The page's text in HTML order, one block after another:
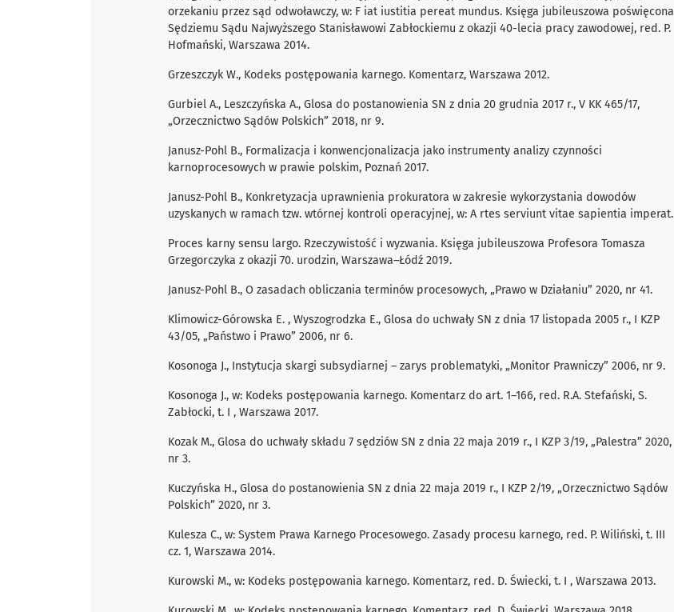
orzekaniu przez sąd odwoławczy, w: F iat iustitia pereat mundus. Księga jubileuszowa poświęcona
Sędziemu Sądu Najwyższego Stanisławowi Zabłockiemu z okazji 40-lecia pracy zawodowej, red. P.
Hofmański, Warszawa 2014.
Grzeszczyk W., Kodeks postępowania karnego. Komentarz, Warszawa 2012.
Gurbiel A., Leszczyńska A., Glosa do postanowienia SN z dnia 20 grudnia 2017 r., V KK 465/17,
„Orzecznictwo Sądów Polskich” 2018, nr 9.
Janusz-Pohl B., Formalizacja i konwencjonalizacja jako instrumenty analizy czynności
karnoprocesowych w prawie polskim, Poznań 2017.
Janusz-Pohl B., Konkretyzacja uprawnienia prokuratora w zakresie wykorzystania dowodów
uzyskanych w ramach tzw. wtórnej kontroli operacyjnej, w: A rtes serviunt vitae sapientia imperat.
Proces karny sensu largo. Rzeczywistość i wyzwania. Księga jubileuszowa Profesora Tomasza
Grzegorczyka z okazji 70. urodzin, Warszawa–Łódź 2019.
Janusz-Pohl B., O zasadach obliczania terminów procesowych, „Prawo w Działaniu” 2020, nr 41.
Klimowicz-Górowska E. , Wyszogrodzka E., Glosa do uchwały SN z dnia 17 listopada 2005 r., I KZP
43/05, „Państwo i Prawo” 2006, nr 6.
Kosonoga J., Instytucja skargi subsydiarnej – zarys problematyki, „Monitor Prawniczy” 2006, nr 9.
Kosonoga J., w: Kodeks postępowania karnego. Komentarz do art. 1–166, red. R.A. Stefański, S.
Zabłocki, t. I , Warszawa 2017.
Kozak M., Glosa do uchwały składu 7 sędziów SN z dnia 22 maja 2019 r., I KZP 3/19, „Palestra” 2020,
nr 3.
Kuczyńska H., Glosa do postanowienia SN z dnia 22 maja 2019 r., I KZP 2/19, „Orzecznictwo Sądów
Polskich” 2020, nr 3.
Kulesza C., w: System Prawa Karnego Procesowego. Zasady procesu karnego, red. P. Wiliński, t. III
cz. 1, Warszawa 2014.
Kurowski M., w: Kodeks postępowania karnego. Komentarz, red. D. Świecki, t. I , Warszawa 2013.